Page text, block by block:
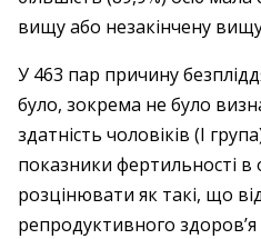
вищу або незакінчену вищу
У 463 пар причину
було, зокрема не було
здатність чоловіків (І
показники фертильності в
розцінювати як такі, що
репродуктивного здоров’я